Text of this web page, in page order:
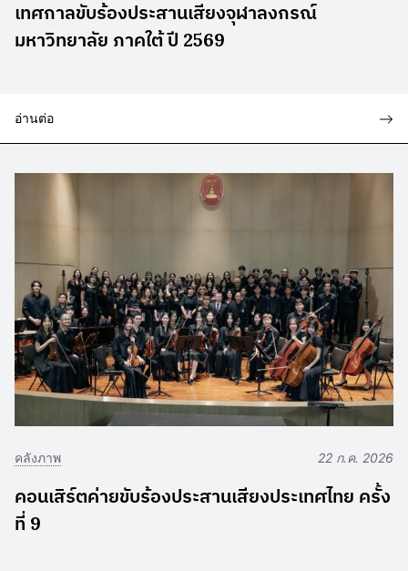
เทศกาลขับร้องประสานเสียงจุฬาลงกรณ์
มหาวิทยาลัย ภาคใต้ ปี 2569
อ่านต่อ
คลังภาพ 22 ก.ค. 2026
คอนเสิร์ตค่ายขับร้องประสานเสียงประเทศไทย ครั้ง
ที่ 9